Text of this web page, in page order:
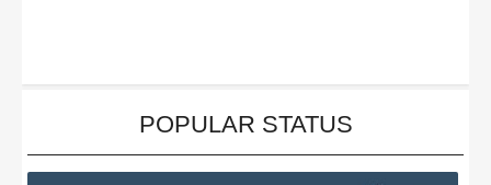
POPULAR STATUS